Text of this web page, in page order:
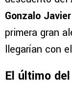
Gonzalo
primera gran
llegarían con
El último